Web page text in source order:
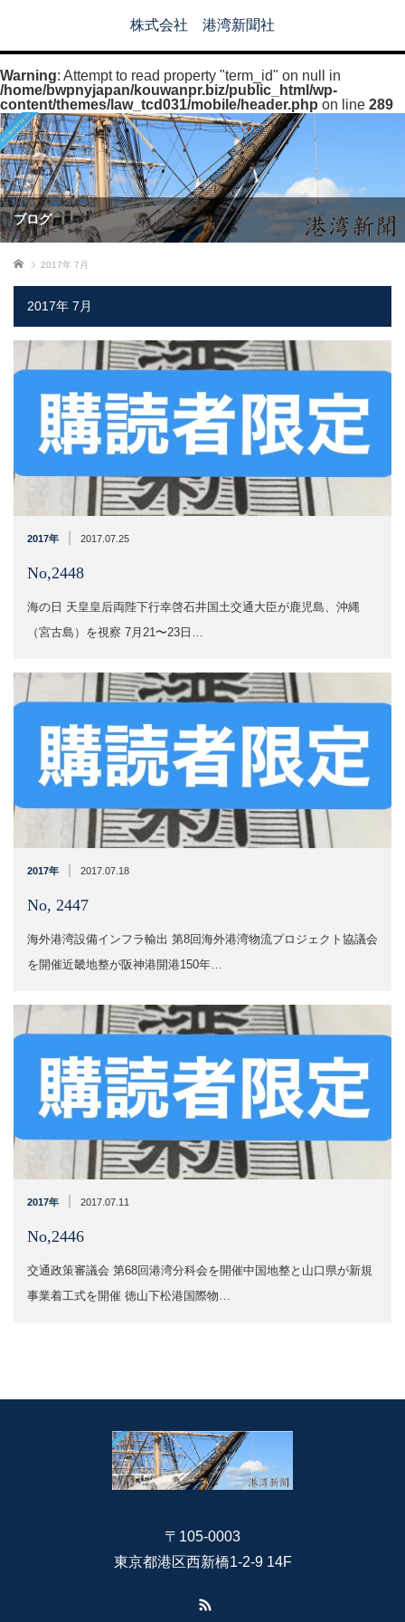
株式会社 港湾新聞社
Warning: Attempt to read property "term_id" on null in
/home/bwpnyjapan/kouwanpr.biz/public_html/wp-
content/themes/law_tcd031/mobile/header.php on line 289
ブログ
ホーム 2017年 7月
2017年 7月
2017年 2017.07.25
No,2448
海の日 天皇皇后両陛下行幸啓石井国土交通大臣が鹿児島、沖縄
（宮古島）を視察 7月21〜23日…
2017年 2017.07.18
No, 2447
海外港湾設備インフラ輸出 第8回海外港湾物流プロジェクト協議会
を開催近畿地整が阪神港開港150年…
2017年 2017.07.11
No,2446
交通政策審議会 第68回港湾分科会を開催中国地整と山口県が新規
事業着工式を開催 徳山下松港国際物…
〒105-0003
東京都港区西新橋1-2-9 14F